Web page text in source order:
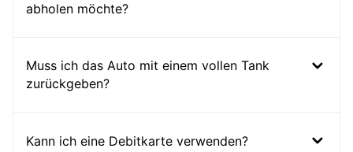
abholen möchte?
Muss ich das Auto mit einem vollen Tank
zurückgeben?
Kann ich eine Debitkarte verwenden?